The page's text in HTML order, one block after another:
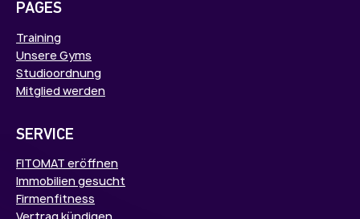
PAGES
Training
Unsere Gyms
Studioordnung
Mitglied werden
SERVICE
FITOMAT eröffnen
Immobilien gesucht
Firmenfitness